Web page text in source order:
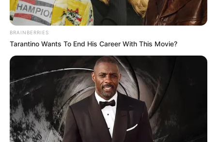
EDAD
Sujetos en moto se iban a
robar una niña de 22
meses en el barrio
Yuldaima de Ibagué
SECUESTRO DE MENOR DE
EDAD
BRAINBERRIES
Tarantino Wants To End His Career With This Movie?